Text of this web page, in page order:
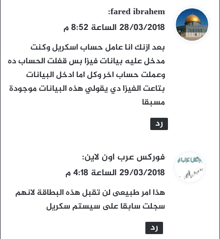
ي
ق
و
ل
fared ibrahem
:
28/03/2018 الساعة 8:52 م
بعد ازنك انا عامل حساب اسكريل وكنت
مدخل عليه بيانات فيزا بس قفلت الحساب ده
وعملت حساب اخر وكل اما ادخل البيانات
بتاعت الفيزا دي يقولي هذه البيانات موجودة
مسبقا
رد
ي
ق
و
ل
فوركس عرب اون لاين:
29/03/2018 الساعة 4:18 م
هذا امر طبيعى لن تقبل هذه البطاقة لانهم
سجلت سابقا على سيستم سكريل
رد